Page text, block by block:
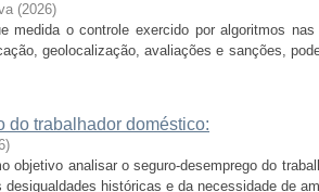
(2026)
medida o controle exercido por algoritmos
geolocalização, avaliações e sanções,
do trabalhador doméstico:
)
objetivo analisar o seguro-desemprego do
desigualdades históricas e da necessidade de